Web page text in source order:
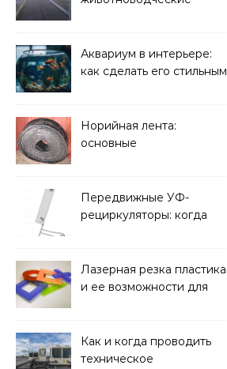
решать
Аквариум в интерьере:
как сделать его стильным
Норийная лента:
основные
и советы по выбору
Передвижные УФ-
рециркуляторы: когда
Лазерная резка пластика
и ее возможности для
Как и когда проводить
техническое